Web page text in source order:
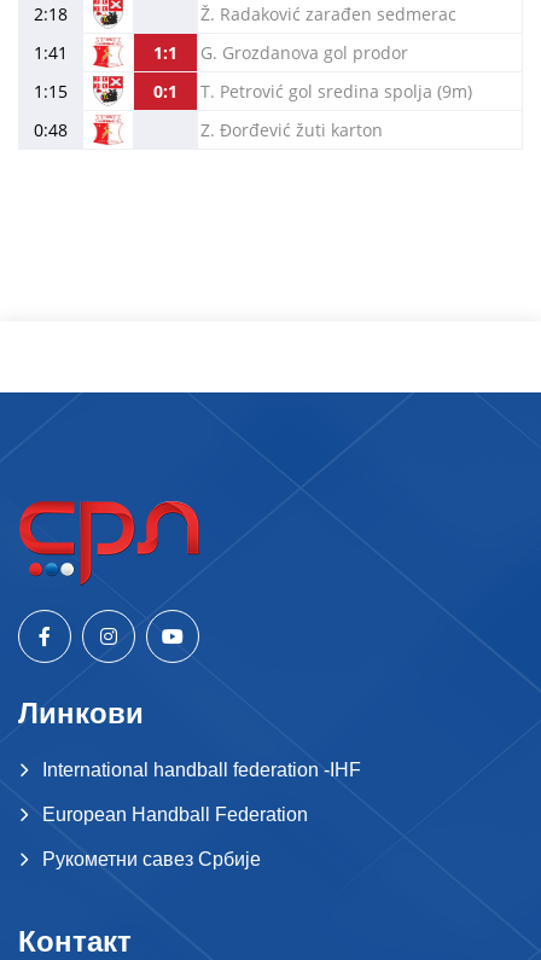
2:18
Ž. Radaković zarađen sedmerac
1:41
1:1
G. Grozdanova gol prodor
1:15
0:1
T. Petrović gol sredina spolja (9m)
0:48
Z. Đorđević žuti karton
Линкови
International handball federation -IHF
European Handball Federation
Рукометни савез Србије
Контакт